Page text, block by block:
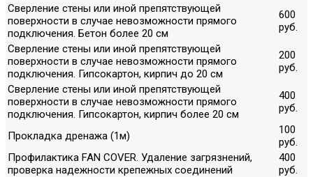
Сверление стены или иной препятствующей
поверхности в случае невозможности прямого
подключения. Бетон более 20 см
600
руб.
Сверление стены или иной препятствующей
поверхности в случае невозможности прямого
подключения. Гипсокартон, кирпич до 20 см
200
руб.
Сверление стены или иной препятствующей
поверхности в случае невозможности прямого
подключения. Гипсокартон, кирпич более 20 см
400
руб.
Прокладка дренажа (1м)
100
руб.
Профилактика FAN COVER. Удаление загрязнений,
проверка надежности крепежных соединений
400
руб.